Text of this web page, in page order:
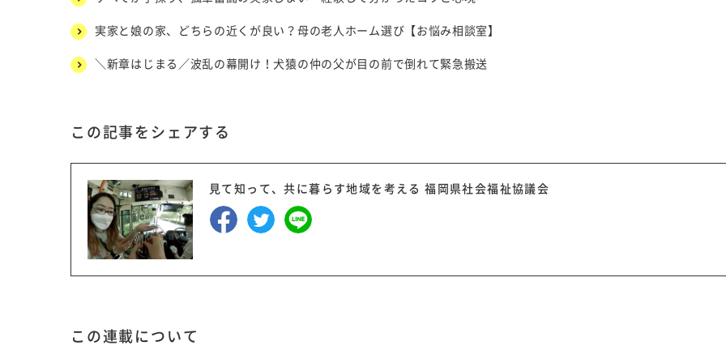
実家と娘の家、どちらの近くが良い？母の老人ホーム選び【お悩み相談室】
＼新章はじまる／波乱の幕開け！犬猿の仲の父が目の前で倒れて緊急搬送
この記事をシェアする
見て知って、共に暮らす地域を考える 福岡県社会福祉協議会
この連載について